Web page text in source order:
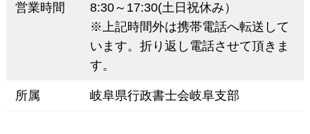
営業時間
8:30～17:30(土日祝休み）
※上記時間外は携帯電話へ転送して
います。折り返し電話させて頂きま
す。
所属 岐阜県行政書士会岐阜支部